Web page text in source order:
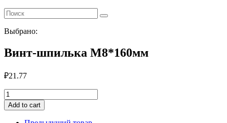
Выбрано:
Винт-шпилька М8*160мм
₽21.77
Винт-
шпилька
М8*160мм
quantity
Add to cart